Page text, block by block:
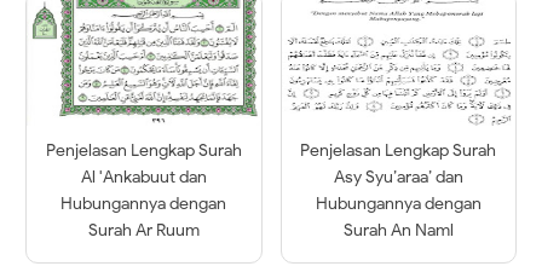
Penjelasan Lengkap Surah
Al 'Ankabuut dan
Hubungannya dengan
Surah Ar Ruum
Penjelasan Lengkap Surah
Asy Syu’araa’ dan
Hubungannya dengan
Surah An Naml